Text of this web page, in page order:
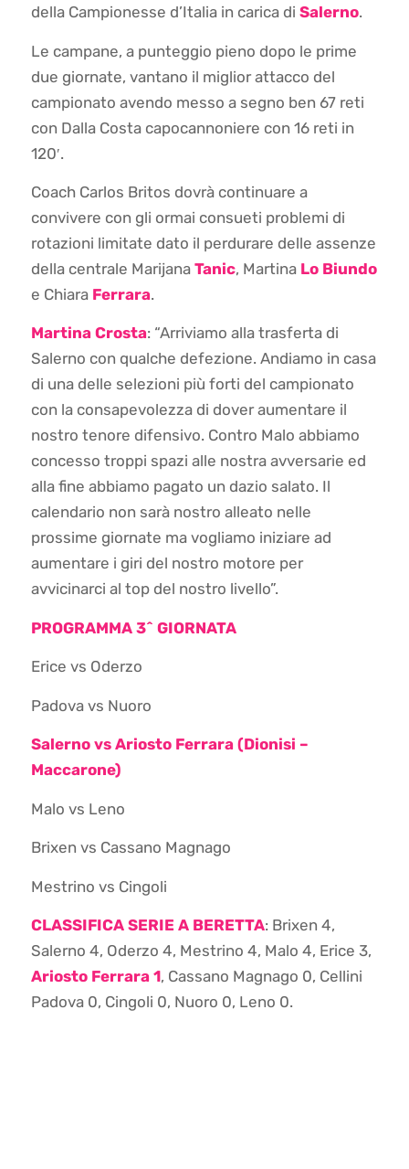
della Campionesse d’Italia in carica di Salerno.
Le campane, a punteggio pieno dopo le prime
due giornate, vantano il miglior attacco del
campionato avendo messo a segno ben 67 reti
con Dalla Costa capocannoniere con 16 reti in
120′.
Coach Carlos Britos dovrà continuare a
convivere con gli ormai consueti problemi di
rotazioni limitate dato il perdurare delle assenze
della centrale Marijana Tanic, Martina Lo Biundo
e Chiara Ferrara.
Martina Crosta: “Arriviamo alla trasferta di
Salerno con qualche defezione. Andiamo in casa
di una delle selezioni più forti del campionato
con la consapevolezza di dover aumentare il
nostro tenore difensivo. Contro Malo abbiamo
concesso troppi spazi alle nostra avversarie ed
alla fine abbiamo pagato un dazio salato. Il
calendario non sarà nostro alleato nelle
prossime giornate ma vogliamo iniziare ad
aumentare i giri del nostro motore per
avvicinarci al top del nostro livello”.
PROGRAMMA 3^ GIORNATA
Erice vs Oderzo
Padova vs Nuoro
Salerno vs Ariosto Ferrara (Dionisi –
Maccarone)
Malo vs Leno
Brixen vs Cassano Magnago
Mestrino vs Cingoli
CLASSIFICA SERIE A BERETTA: Brixen 4,
Salerno 4, Oderzo 4, Mestrino 4, Malo 4, Erice 3,
Ariosto Ferrara 1, Cassano Magnago 0, Cellini
Padova 0, Cingoli 0, Nuoro 0, Leno 0.